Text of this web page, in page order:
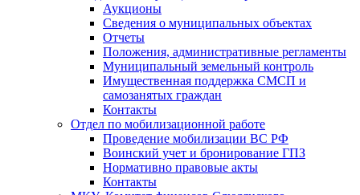
Аукционы
Сведения о муниципальных объектах
Отчеты
Положения, административные регламенты
Муниципальный земельный контроль
Имущественная поддержка СМСП и
самозанятых граждан
Контакты
Отдел по мобилизационной работе
Проведение мобилизации ВС РФ
Воинский учет и бронирование ГПЗ
Нормативно правовые акты
Контакты